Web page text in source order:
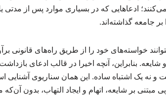
ادعاهایی که در بسیاری موارد پس از مدتی
بر جامعه گذاشته‌اند.
خواسته‌های خود را از طریق راه‌های قانونی
شایعه. بنابراین، آنچه اخیرا در قالب ادعای
و نه یک اشتباه ساده. این همان سناریوی آشنایی
مبتنی بر شایعه، اتهام و ایجاد التهاب، بدون